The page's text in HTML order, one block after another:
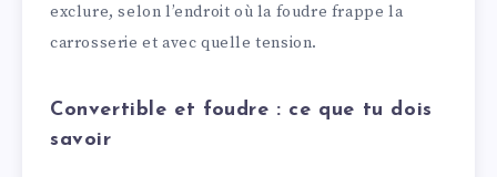
exclure, selon l’endroit où la foudre frappe la
carrosserie et avec quelle tension.
Convertible et foudre : ce que tu dois
savoir